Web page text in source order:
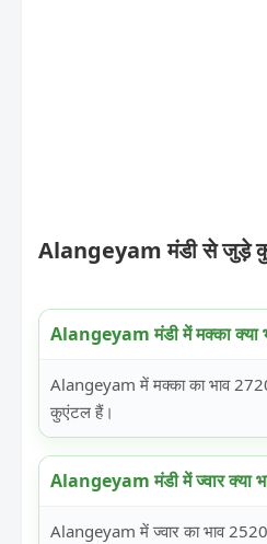
Alangeyam मंडी से जुड़े
Alangeyam मंडी में मक्का क्या
Alangeyam में मक्का का भाव
कुएंटल हैं।
Alangeyam मंडी में ज्वार क्या
Alangeyam में ज्वार का भाव